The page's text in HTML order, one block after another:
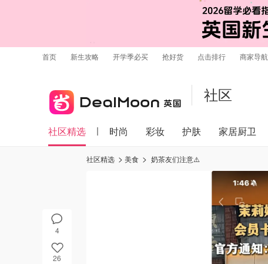
首页 新生攻略 开学季必买 抢好货 点击排行 商家导航
社区
社区精选 时尚 彩妆 护肤 家居厨卫
4
26
社区精选 美食 奶茶友们注意⚠️